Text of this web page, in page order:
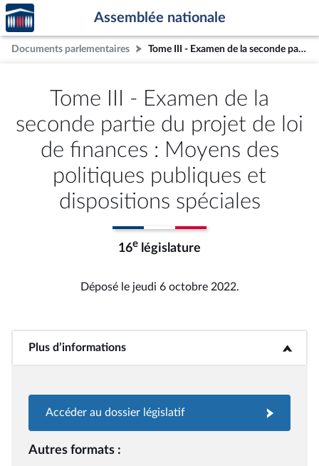
Aller au contenu
Aller en bas de la page
Accèder
à la
page
d'accueil
Assemblée nationale
Documents parlementaires Tome III - Examen de la seconde partie du projet de loi de finances : Moyens des politiques publiques et dispositions spéciales
Tome III - Examen de la
seconde partie du projet de loi
de finances : Moyens des
politiques publiques et
dispositions spéciales
16e législature
Déposé le jeudi 6 octobre 2022.
Plus d’informations<b>Plus d’informations</b>
Accéder au dossier législatif
Autres formats :